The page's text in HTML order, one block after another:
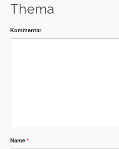
Thema
Kommentar
Name *